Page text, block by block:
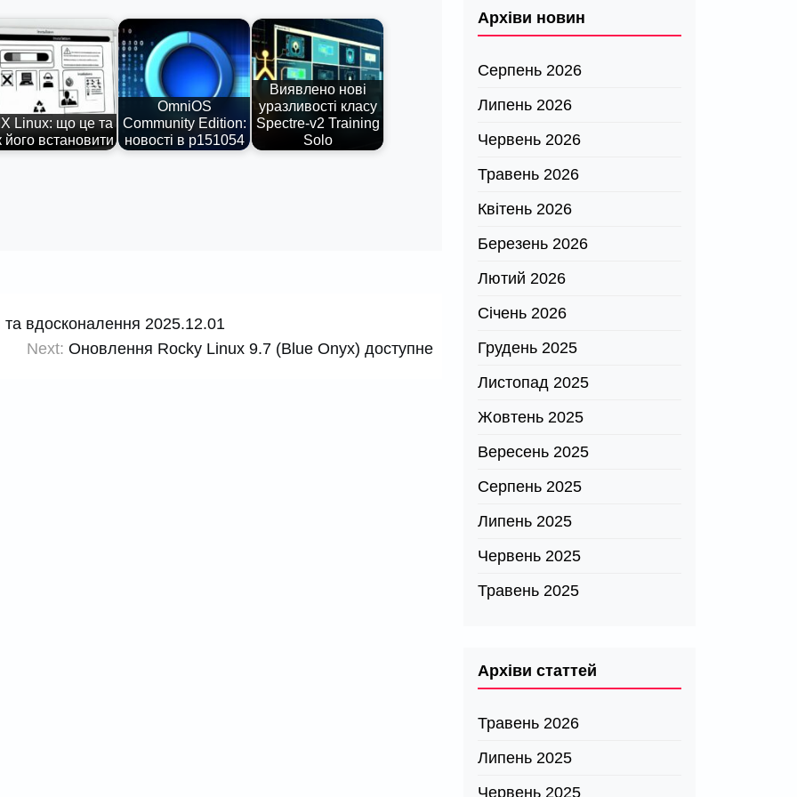
Linux: що це та
його встановити
OmniOS
Community Edition:
новості в р151054
Виявлено нові
уразливості класу
Spectre-v2 Training
Solo
вдосконалення 2025.12.01
Next: Оновлення Rocky Linux 9.7 (Blue Onyx) доступне
Архіви новин
Серпень 2026
Липень 2026
Червень 2026
Травень 2026
Квітень 2026
Березень 2026
Лютий 2026
Січень 2026
Грудень 2025
Листопад 2025
Жовтень 2025
Вересень 2025
Серпень 2025
Липень 2025
Червень 2025
Травень 2025
Архіви статтей
Травень 2026
Липень 2025
Червень 2025